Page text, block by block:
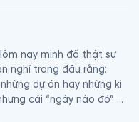
nay mình đã thật sự
nghĩ trong đầu rằng:
dự án hay những kì
cái “ngày nào đó”